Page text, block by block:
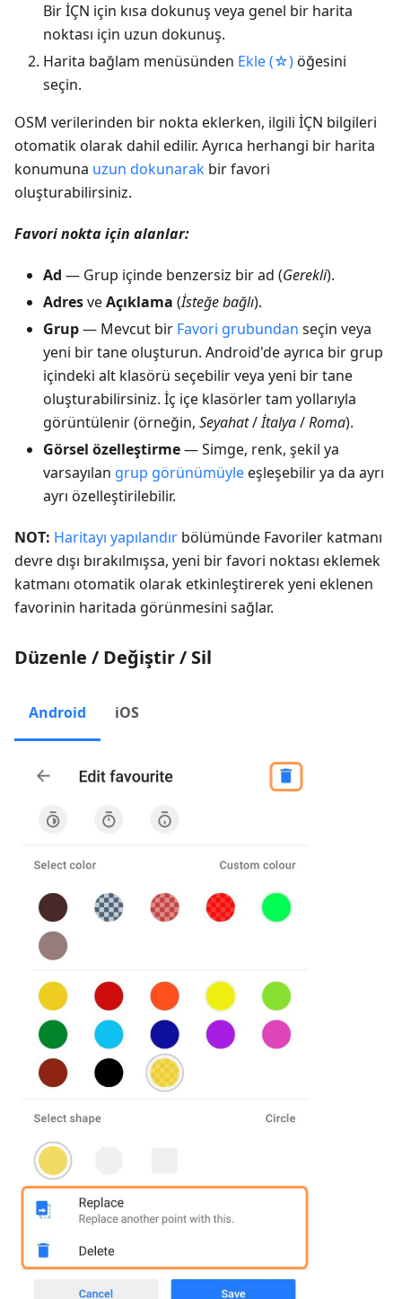
Bir İÇN için kısa dokunuş veya genel bir harita
noktası için uzun dokunuş.
Harita bağlam menüsünden Ekle (☆)öğesini
seçin.
OSM verilerinden bir nokta eklerken, ilgili İÇN bilgileri
otomatik olarak dahil edilir. Ayrıca herhangi bir harita
konumuna uzun dokunarak bir favori
oluşturabilirsiniz.
Favori nokta için alanlar:
Ad — Grup içinde benzersiz bir ad (Gerekli).
AdresveAçıklama (İsteğe bağlı).
Grup— Mevcut bir Favori grubundan seçin veya
yeni bir tane oluşturun. Android'de ayrıca bir grup
içindeki alt klasörü seçebilir veya yeni bir tane
oluşturabilirsiniz. İç içe klasörler tam yollarıyla
görüntülenir (örneğin, Seyahat/İtalya/Roma).
Görsel özelleştirme— Simge, renk, şekil ya
varsayılan grup görünümüyleeşleşebilir ya da ayrı
ayrı özelleştirilebilir.
NOT: Haritayı yapılandır bölümünde Favoriler katmanı
devre dışı bırakılmışsa, yeni bir favori noktası eklemek
katmanı otomatik olarak etkinleştirerek yeni eklenen
favorinin haritada görünmesini sağlar.
Düzenle / Değiştir / Sil
Android iOS